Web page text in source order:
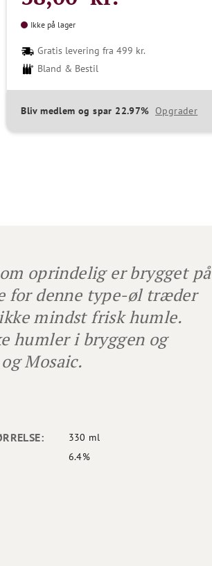
Gratis levering fra 499 kr.
Bland & Bestil
Ikke på lager
Bliv medlem og spar 22.97% Opgrader
oprindelig er brygget på
for denne type-øl træder
mindst frisk humle.
humler i bryggen og
Mosaic.
330 ml
6.4%